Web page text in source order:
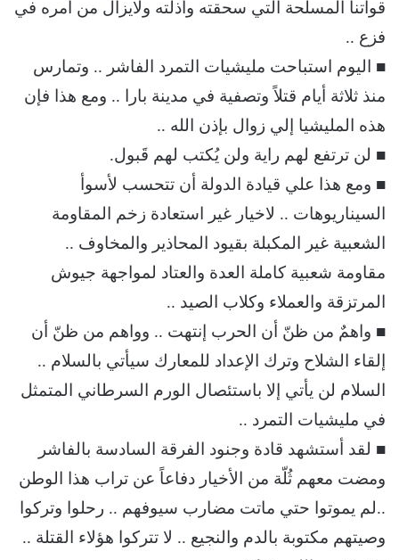
قواتنا المسلحة التي سحقته وأذلته ولايزال من أمره في
فزع ..
■ اليوم استباحت مليشيات التمرد الفاشر .. وتمارس
منذ ثلاثة أيام قتلاً وتصفية في مدينة بارا .. ومع هذا فإن
هذه المليشيا إلي زوال بإذن الله ..
■ لن ترتفع لهم راية ولن يُكتب لهم قَبول.
■ ومع هذا علي قيادة الدولة أن تتحسب لأسوأ
السيناريوهات .. لاخيار غير استعادة زخم المقاومة
الشعبية غير المكبلة بقيود المحاذير والمخاوف ..
مقاومة شعبية كاملة العدة والعتاد لمواجهة جيوش
المرتزقة والعملاء وكلاب الصيد ..
■ واهمٌ من ظنّ أن الحرب إنتهت .. وواهم من ظنّ أن
إلقاء الشلاح وترك الإعداد للمعارك سيأتي بالسلام ..
السلام لن يأتي إلا باستئصال الورم السرطاني المتمثل
في مليشيات التمرد ..
■ لقد أستشهد قادة وجنود الفرقة السادسة بالفاشر
ومضت معهم ثُلّة من الأخيار دفاعاً عن تراب هذا الوطن
..لم يموتوا حتي ماتت مضارب سيوفهم .. رحلوا وتركوا
وصيتهم مكتوبة بالدم والنجيع .. لا تتركوا هؤلاء القتلة ..